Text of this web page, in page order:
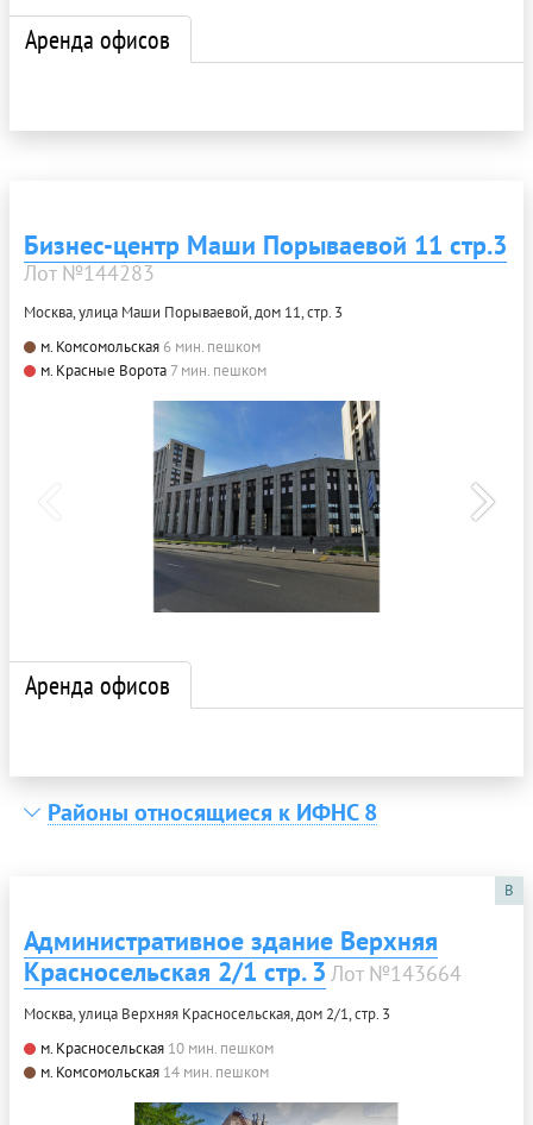
Аренда офисов
Бизнес-центр Маши Порываевой 11 стр.3
Лот №144283
Москва, улица Маши Порываевой, дом 11, стр. 3
м. Комсомольская 6 мин. пешком
м. Красные Ворота 7 мин. пешком
Аренда офисов
Районы относящиеся к ИФНС 8
B
Административное здание Верхняя
Красносельская 2/1 стр. 3 Лот №143664
Москва, улица Верхняя Красносельская, дом 2/1, стр. 3
м. Красносельская 10 мин. пешком
м. Комсомольская 14 мин. пешком